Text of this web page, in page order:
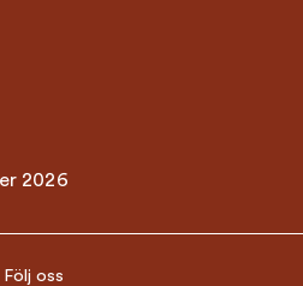
2026
Följ oss